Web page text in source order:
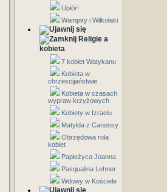
Upiór!
Wampiry i Wilkołaki
Religie a
kobieta
7 kobiet Watykanu
Kobieta w
chrzescijaństwie
Kobieta w czasach
wypraw krzyżowych
Kobiety w Izraelu
Matylda z Canossy
Obrzędowa rola
kobiet
Papieżyca Joanna
Pasqualina Lehner
Wdowy w Kościele